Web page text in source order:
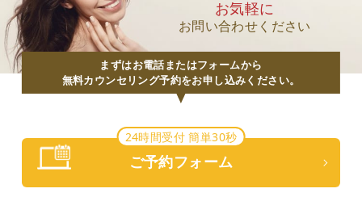
お気軽に
お問い合わせください
まずはお電話またはフォームから
無料カウンセリング予約をお申し込みください。
24時間受付 簡単30秒
ご予約フォーム